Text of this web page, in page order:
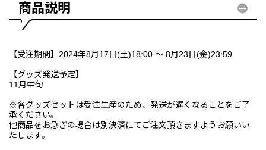
商品説明
【受注期間】2024年8月17日(土)18:00 ～ 8月23日(金)23:59
【グッズ発送予定】
11月中旬
※各グッズセットは受注生産のため、発送が遅くなることをご了
承ください。
他商品をお急ぎの場合は別決済にてご注文頂きますようお願いい
たします。